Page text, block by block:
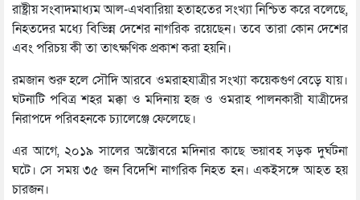
রাষ্ট্রীয় সংবাদমাধ্যম আল-এখবারিয়া হতাহতের সংখ্যা নিশ্চিত করে বলেছে,
নিহতদের মধ্যে বিভিন্ন দেশের নাগরিক রয়েছেন। তবে তারা কোন দেশের
এবং পরিচয় কী তা তাৎক্ষণিক প্রকাশ করা হয়নি।
রমজান শুরু হলে সৌদি আরবে ওমরাহযাত্রীর সংখ্যা কয়েকগুণ বেড়ে যায়।
ঘটনাটি পবিত্র শহর মক্কা ও মদিনায় হজ ও ওমরাহ পালনকারী যাত্রীদের
নিরাপদে পরিবহনকে চ্যালেঞ্জে ফেলেছে।
এর আগে, ২০১৯ সালের অক্টোবরে মদিনার কাছে ভয়াবহ সড়ক দুর্ঘটনা
ঘটে। সে সময় ৩৫ জন বিদেশি নাগরিক নিহত হন। একইসঙ্গে আহত হয়
চারজন।